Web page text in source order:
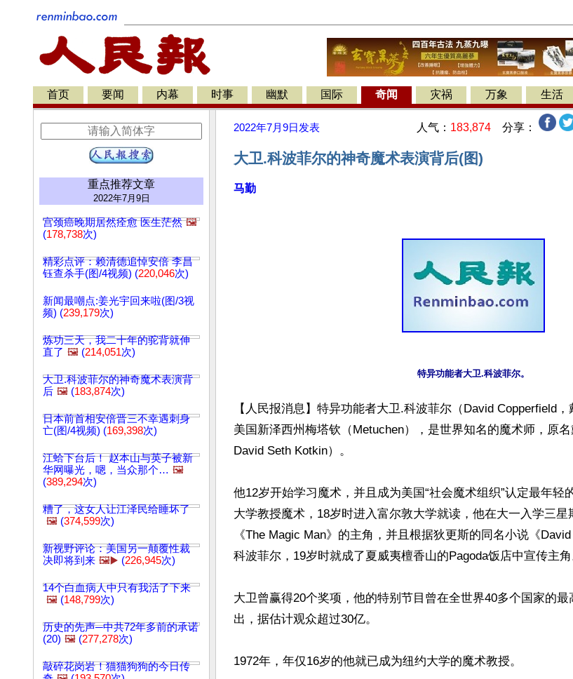
首页 要闻 内幕 时事 幽默 国际 奇闻 灾祸 万象 生活
重点推荐文章
2022年7月9日
宫颈癌晚期居然痊愈 医生茫然 🖼️
(178,738次)
精彩点评：赖清德追悼安倍 李昌
钰查杀手(图/4视频) (220,046次)
新闻最嘲点:姜光宇回来啦(图/3视
频) (239,179次)
炼功三天，我二十年的驼背就伸
直了 🖼️ (214,051次)
大卫.科波菲尔的神奇魔术表演背
后 🖼️ (183,874次)
日本前首相安倍晋三不幸遇刺身
亡(图/4视频) (169,398次)
江蛤下台后！ 赵本山与英子被新
华网曝光，嗯，当众那个… 🖼️
(389,294次)
糟了，这女人让江泽民给睡坏了
🖼️ (374,599次)
新视野评论：美国另一颠覆性裁
决即将到来 🖼️▶️ (226,945次)
14个白血病人中只有我活了下来
🖼️ (148,799次)
历史的先声─中共72年多前的承诺
(20) 🖼️ (277,278次)
敲碎花岗岩！猫猫狗狗的今日传
2022年7月9日 发表 人气： 183,874 分享：
大卫.科波菲尔的神奇魔术表演背后(图)
马勤
【人民报消息】特异功能者大卫.科波菲尔（David Copperfield
美国新泽西州梅塔钦（Metuchen），是世界知名的魔术师，原
David Seth Kotkin）。
他12岁开始学习魔术，并且成为美国“社会魔术组织”认定最年轻
大学教授魔术，18岁时进入富尔敦大学就读，他在大一入学三星
《The Magic Man》的主角，并且根据狄更斯的同名小说《
科波菲尔，19岁时就成了夏威夷檀香山的Pagoda饭店中宣传主角
大卫曾赢得20个奖项，他的特别节目曾在全世界40多个国家的
出，据估计观众超过30亿。
1972年，年仅16岁的他就已成为纽约大学的魔术教授。